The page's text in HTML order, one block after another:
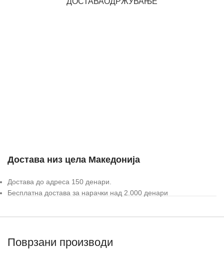
Достава низ цела Македонија
Достава до адреса 150 денари.
Бесплатна достава за нарачки над 2.000 денари
Поврзани производи